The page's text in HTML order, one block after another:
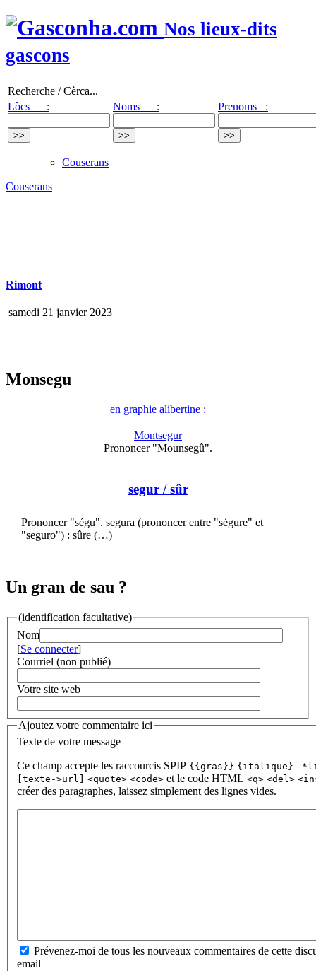
Nos lieux-dits
gascons
Recherche / Cèrca...
Lòcs :
Noms : Prenoms :
Couserans
Couserans
Rimont
samedi 21 janvier 2023
Monsegu
en graphie alibertine :
Montsegur
Prononcer "Mounsegû".
segur/ sûr
Prononcer "ségu". segura (prononcer entre "ségure" et
"seguro") : sûre (…)
Un gran de sau ?
(identification facultative)
Nom
[Se connecter]
Courriel (non publié)
Votre site web
Ajoutez votre commentaire ici
Texte de votre message
Ce champ accepte les raccourcis SPIP {{gras}} {italique} -
[texte->url]
<quote> <code> et le code HTML <q> <del>
créer des paragraphes, laissez simplement des lignes vides.
Prévenez-moi de tous les nouveaux commentaires de cette
email